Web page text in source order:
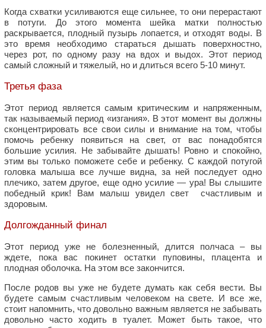
Когда схватки усиливаются еще сильнее, то они перерастают
в потуги. До этого момента шейка матки полностью
раскрывается, плодный пузырь лопается, и отходят воды. В
это время необходимо стараться дышать поверхностно,
через рот, по одному разу на вдох и выдох. Этот период
самый сложный и тяжелый, но и длиться всего 5-10 минут.
Третья фаза
Этот период является самым критическим и напряженным,
так называемый период «изгания». В этот момент вы должны
сконцентрировать все свои силы и внимание на том, чтобы
помочь ребенку появиться на свет, от вас понадобятся
большие усилия. Не забывайте дышать! Ровно и спокойно,
этим вы только поможете себе и ребенку. С каждой потугой
головка малыша все лучше видна, за ней последует одно
плечико, затем другое, еще одно усилие — ура! Вы слышите
победный крик! Вам малыш увидел свет счастливым и
здоровым.
Долгожданный финал
Этот период уже не болезненный, длится полчаса – вы
ждете, пока вас покинет остатки пуповины, плацента и
плодная оболочка. На этом все закончится.
После родов вы уже не будете думать как себя вести. Вы
будете самым счастливым человеком на свете. И все же,
стоит напомнить, что довольно важным является не забывать
довольно часто ходить в туалет. Может быть такое, что